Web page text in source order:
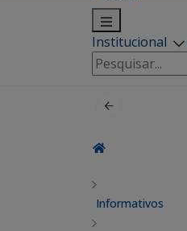
Institucional
Pesquisar
por:
Informativos